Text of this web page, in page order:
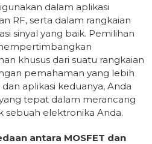
dalam aplikasi
RF, serta dalam rangkaian
sinyal yang baik. Pemilihan
khusus dari suatu rangkaian
pemahaman yang lebih
aplikasi keduanya, Anda
tepat dalam merancang
elektronika Anda.
antara MOSFET dan